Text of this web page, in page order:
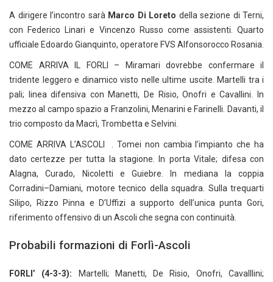
A dirigere l’incontro sarà Marco Di Loreto della sezione di Terni,
con Federico Linari e Vincenzo Russo come assistenti. Quarto
ufficiale Edoardo Gianquinto, operatore FVS Alfonsorocco Rosania.
COME ARRIVA IL FORLI – Miramari dovrebbe confermare il
tridente leggero e dinamico visto nelle ultime uscite. Martelli tra i
pali; linea difensiva con Manetti, De Risio, Onofri e Cavallini. In
mezzo al campo spazio a Franzolini, Menarini e Farinelli. Davanti, il
trio composto da Macrì, Trombetta e Selvini.
COME ARRIVA L’ASCOLI . Tomei non cambia l’impianto che ha
dato certezze per tutta la stagione. In porta Vitale; difesa con
Alagna, Curado, Nicoletti e Guiebre. In mediana la coppia
Corradini–Damiani, motore tecnico della squadra. Sulla trequarti
Silipo, Rizzo Pinna e D’Uffizi a supporto dell’unica punta Gori,
riferimento offensivo di un Ascoli che segna con continuità.
Probabili formazioni di Forlì-Ascoli
FORLI’ (4-3-3): Martelli; Manetti, De Risio, Onofri, Cavalllini;